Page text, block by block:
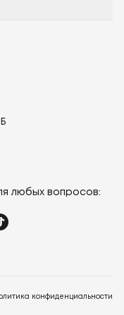
любых вопросов:
конфиденциальности